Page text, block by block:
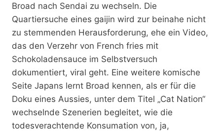
Broad nach Sendai zu wechseln. Die
Quartiersuche eines gaijin wird zur beinahe nicht
zu stemmenden Herausforderung, ehe ein Video,
das den Verzehr von French fries mit
Schokoladensauce im Selbstversuch
dokumentiert, viral geht. Eine weitere komische
Seite Japans lernt Broad kennen, als er für die
Doku eines Aussies, unter dem Titel „Cat Nation“
wechselnde Szenerien begleitet, wie die
todesverachtende Konsumation von, ja,